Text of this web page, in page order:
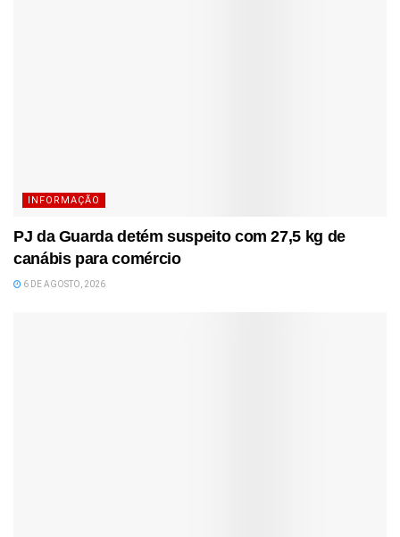
INFORMAÇÃO
PJ da Guarda detém suspeito com 27,5 kg de
canábis para comércio
6 DE AGOSTO, 2026